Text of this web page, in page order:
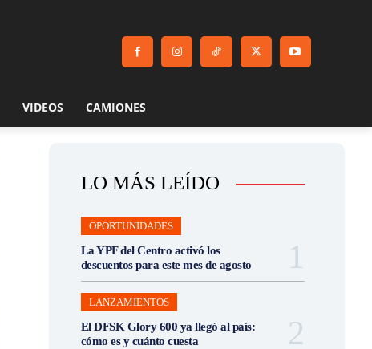
VIDEOS CAMIONES
LO MÁS LEÍDO
OPORTUNIDADES
La YPF del Centro activó los
descuentos para este mes de agosto
LANZAMIENTOS
El DFSK Glory 600 ya llegó al país:
cómo es y cuánto cuesta